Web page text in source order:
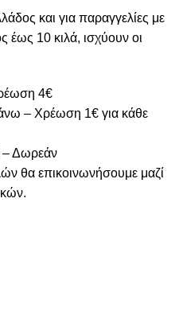
και για παραγγελίες με
έως 10 κιλά, ισχύουν οι
4€
– Χρέωση 1€ για κάθε
– Δωρεάν
θα επικοινωνήσουμε μαζί